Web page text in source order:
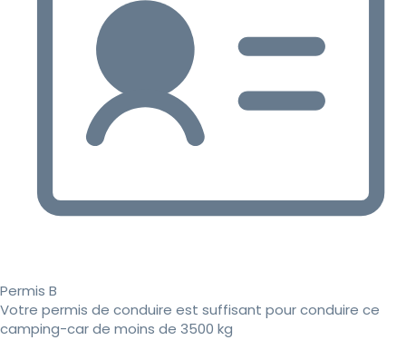
Permis B
Votre permis de conduire est suffisant pour conduire ce
camping-car de moins de 3500 kg